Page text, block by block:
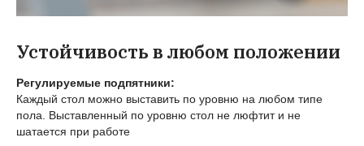
Устойчивость в любом положении
Регулируемые подпятники:
Каждый стол можно выставить по уровню на любом типе
пола. Выставленный по уровню стол не люфтит и не
шатается при работе